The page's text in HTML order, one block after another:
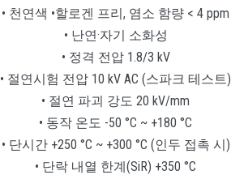
• 천연색 •할로겐 프리, 염소 함량 < 4 ppm
• 난연·자기 소화성
• 정격 전압 1.8/3 kV
• 절연시험 전압 10 kV AC (스파크 테스트)
• 절연 파괴 강도 20 kV/mm
• 동작 온도 -50 °C ~ +180 °C
• 단시간 +250 °C ~ +300 °C (인두 접촉 시)
• 단락 내열 한계(SiR) +350 °C